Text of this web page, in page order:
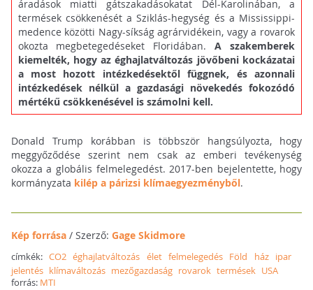
áradások miatti gátszakadásokatat Dél-Karolinában, a
termések csökkenését a Sziklás-hegység és a Mississippi-
medence közötti Nagy-síkság agrárvidékein, vagy a rovarok
okozta megbetegedéseket Floridában.A szakemberek
kiemelték, hogy az éghajlatváltozás jövőbeni kockázatai
a most hozott intézkedésektől függnek, és azonnali
intézkedések nélkül a gazdasági növekedés fokozódó
mértékű csökkenésével is számolni kell.
Donald Trump korábban is többször hangsúlyozta, hogy
meggyőződése szerint nem csak az emberi tevékenység
okozza a globális felmelegedést. 2017-ben bejelentette, hogy
kormányzata kilép a párizsi klímaegyezményből.
Kép forrása/ Szerző: Gage Skidmore
címkék: CO2 éghajlatváltozás élet felmelegedés Föld ház ipar
jelentés klímaváltozás mezőgazdaság rovarok termések USA
forrás: MTI